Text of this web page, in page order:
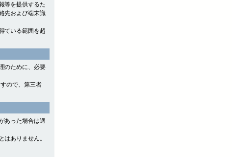
等を提供するた
先および端末識
ている範囲を超
のために、必要
ので、第三者
あった場合は適
ありません。